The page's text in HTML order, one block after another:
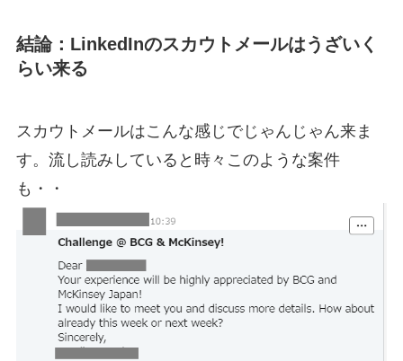
結論：LinkedInのスカウトメールはうざいく
らい来る
スカウトメールはこんな感じでじゃんじゃん来ま
す。流し読みしていると時々このような案件
も・・